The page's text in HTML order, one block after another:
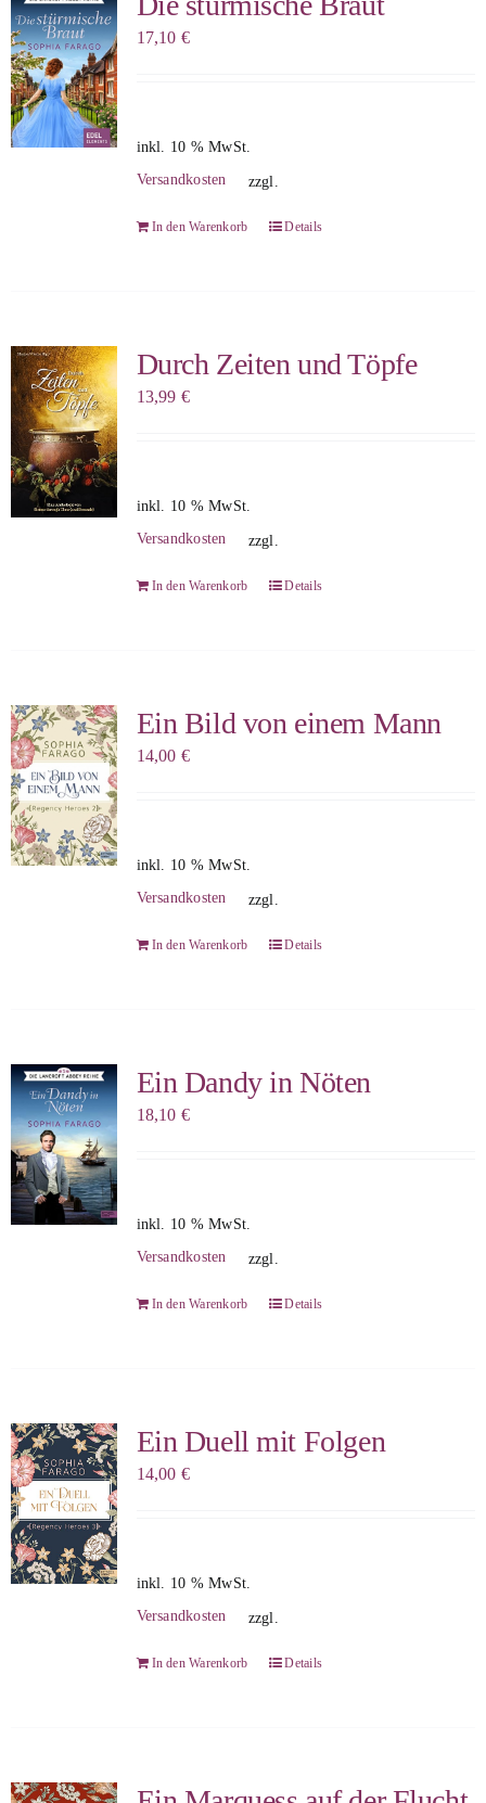
17,10 €
inkl. 10 % MwSt.
zzgl.
Versandkosten
In den Warenkorb Details
Durch Zeiten und Töpfe
13,99 €
inkl. 10 % MwSt.
zzgl.
Versandkosten
In den Warenkorb Details
Ein Bild von einem Mann
14,00 €
inkl. 10 % MwSt.
zzgl.
Versandkosten
In den Warenkorb Details
Ein Dandy in Nöten
18,10 €
inkl. 10 % MwSt.
zzgl.
Versandkosten
In den Warenkorb Details
Ein Duell mit Folgen
14,00 €
inkl. 10 % MwSt.
zzgl.
Versandkosten
In den Warenkorb Details